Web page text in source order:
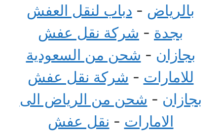
بالرياض - دباب لنقل العفش
بجدة - شركة نقل عفش
بجازان - شحن من السعودية
للامارات - شركة نقل عفش
بجازان - شحن من الرياض الى
الامارات - نقل عفش